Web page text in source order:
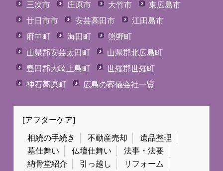
三次市
庄原市 大竹市
東広島市
廿日市市
安芸高田市
江田島市
府中町
海田町
熊野町
山県郡安芸太田町
山県郡北広島町
豊田郡大崎上島町
世羅郡世羅町
神石高原町
広島の葬儀会社一覧
[アフターケア]
相続の手続き 不動産売却
遺品整理
墓仕舞い
仏壇仕舞い
法事・法要
納骨堂紹介
引っ越し リフォーム